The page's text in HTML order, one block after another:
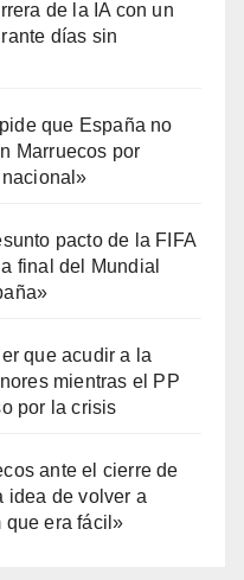
de la IA con un
días sin
que España no
Marruecos por
pacto de la FIFA
final del Mundial
que acudir a la
mientras el PP
por la crisis
ante el cierre de
idea de volver a
que era fácil»